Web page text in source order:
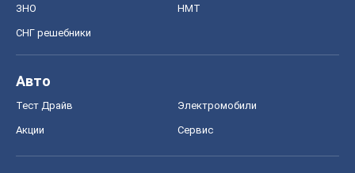
ЗНО НМТ
СНГ решебники
Авто
Тест Драйв Электромобили
Акции Сервис